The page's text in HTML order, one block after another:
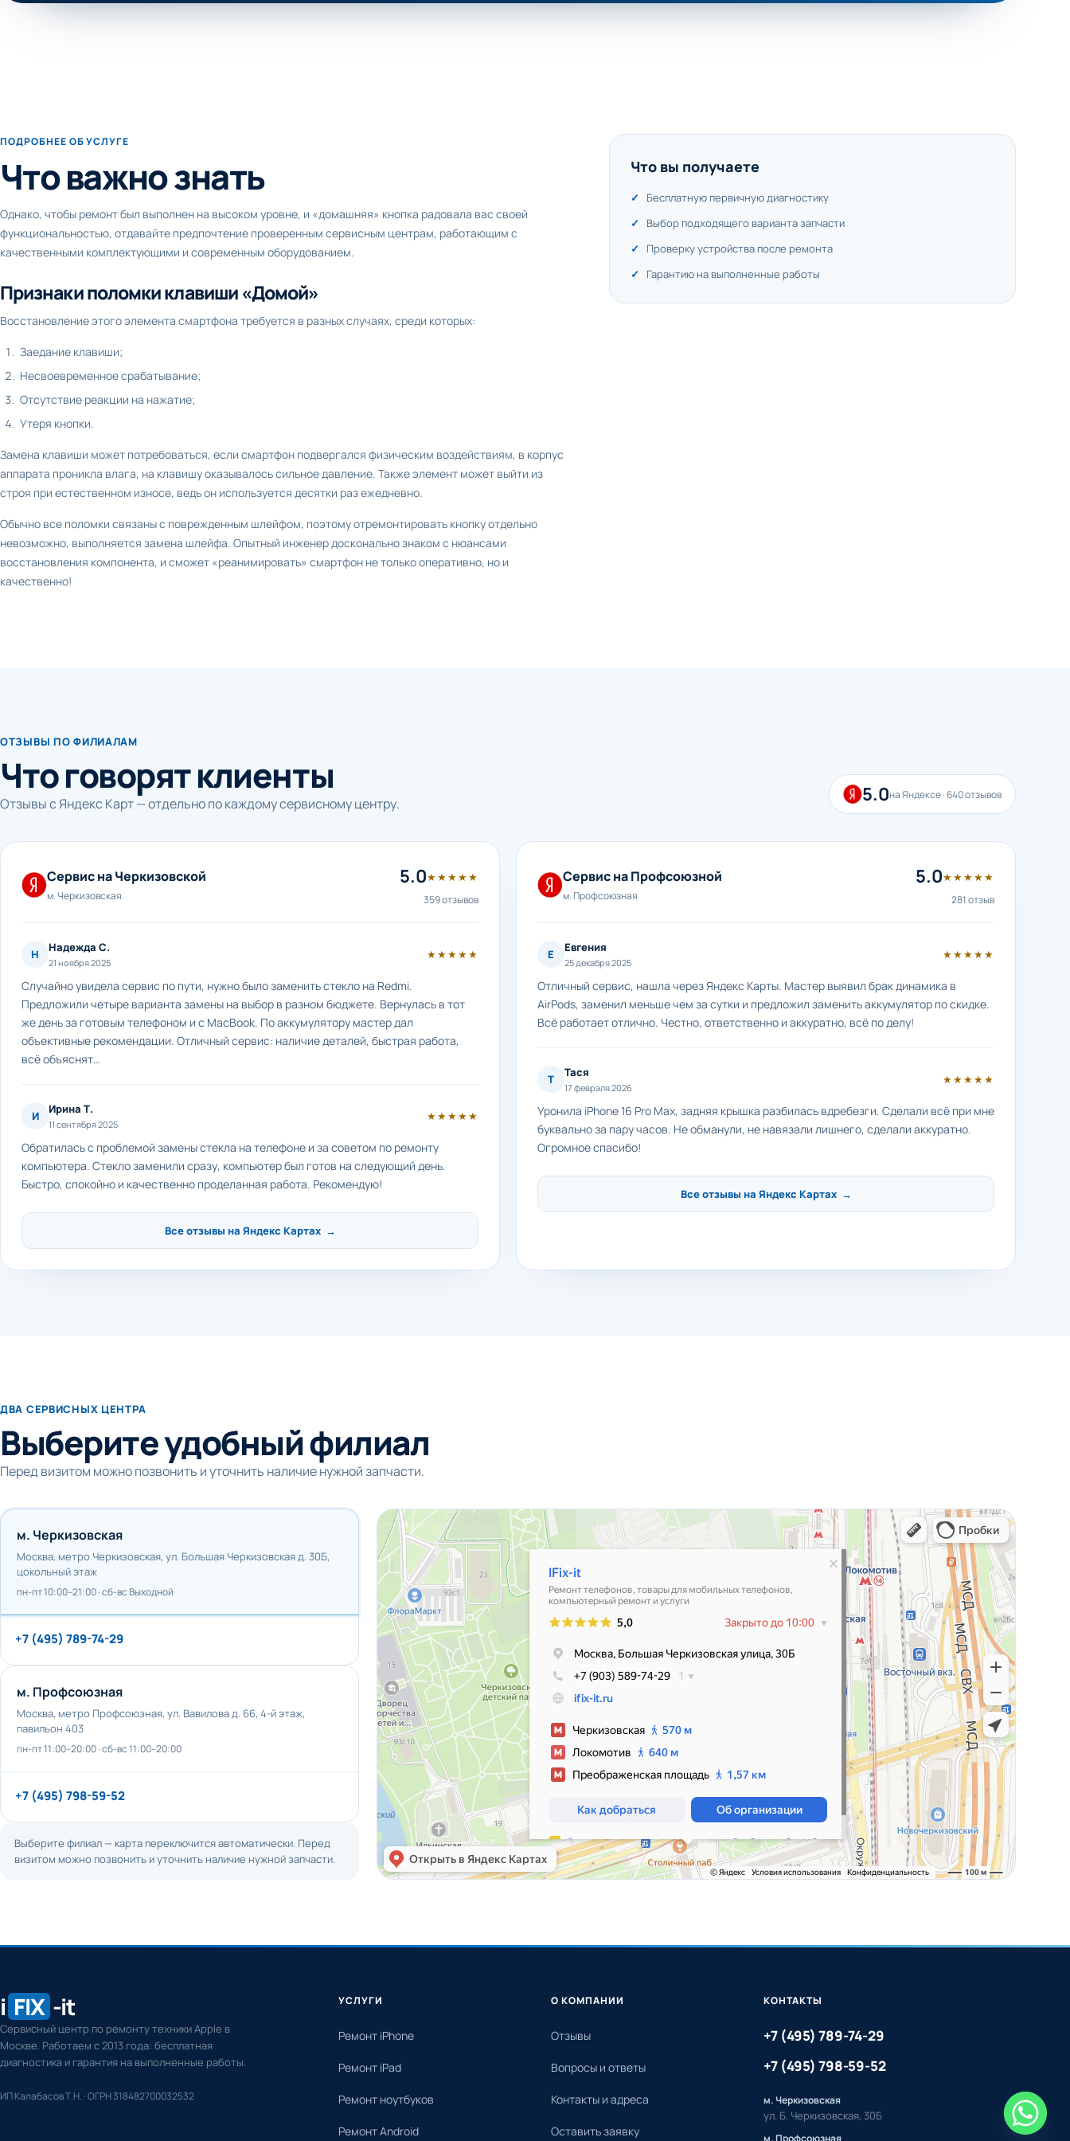
ПОДРОБНЕЕ ОБ УСЛУГЕ
Что важно знать
Однако, чтобы ремонт был выполнен на высоком уровне, и «домашняя» кнопка радовала вас своей
функциональностью, отдавайте предпочтение проверенным сервисным центрам, работающим с
качественными комплектующими и современным оборудованием.
Признаки поломки клавиши «Домой»
Восстановление этого элемента смартфона требуется в разных случаях, среди которых:
Заедание клавиши;
Несвоевременное срабатывание;
Отсутствие реакции на нажатие;
Утеря кнопки.
Замена клавиши может потребоваться, если смартфон подвергался физическим воздействиям, в корпус
аппарата проникла влага, на клавишу оказывалось сильное давление. Также элемент может выйти из
строя при естественном износе, ведь он используется десятки раз ежедневно.
Обычно все поломки связаны с поврежденным шлейфом, поэтому отремонтировать кнопку отдельно
невозможно, выполняется замена шлейфа. Опытный инженер досконально знаком с нюансами
восстановления компонента, и сможет «реанимировать» смартфон не только оперативно, но и
качественно!
Что вы получаете
Бесплатную первичную диагностику
Выбор подходящего варианта запчасти
Проверку устройства после ремонта
Гарантию на выполненные работы
ОТЗЫВЫ ПО ФИЛИАЛАМ
Что говорят клиенты
Отзывы с Яндекс Карт — отдельно по каждому сервисному центру. 5.0на Яндексе · 640 отзывов
Сервис на Черкизовской
м. Черкизовская
5.0★★★★★
359 отзывов
Н Надежда С.
21 ноября 2025
★★★★★
Случайно увидела сервис по пути, нужно было заменить стекло на Redmi.
Предложили четыре варианта замены на выбор в разном бюджете. Вернулась в тот
же день за готовым телефоном и с MacBook. По аккумулятору мастер дал
объективные рекомендации. Отличный сервис: наличие деталей, быстрая работа,
всё объяснят…
И Ирина Т.
11 сентября 2025
★★★★★
Обратилась с проблемой замены стекла на телефоне и за советом по ремонту
компьютера. Стекло заменили сразу, компьютер был готов на следующий день.
Быстро, спокойно и качественно проделанная работа. Рекомендую!
Все отзывы на Яндекс Картах →
Сервис на Профсоюзной
м. Профсоюзная
5.0★★★★★
281 отзыв
Е Евгения
25 декабря 2025
★★★★★
Отличный сервис, нашла через Яндекс Карты. Мастер выявил брак динамика в
AirPods, заменил меньше чем за сутки и предложил заменить аккумулятор по скидке.
Всё работает отлично. Честно, ответственно и аккуратно, всё по делу!
Т Тася
17 февраля 2026
★★★★★
Уронила iPhone 16 Pro Max, задняя крышка разбилась вдребезги. Сделали всё при мне
буквально за пару часов. Не обманули, не навязали лишнего, сделали аккуратно.
Огромное спасибо!
Все отзывы на Яндекс Картах →
ДВА СЕРВИСНЫХ ЦЕНТРА
Выберите удобный филиал
Перед визитом можно позвонить и уточнить наличие нужной запчасти.
м. Черкизовская
Москва, метро Черкизовская, ул. Большая Черкизовская д. 30Б,
цокольный этаж
пн-пт 10:00–21:00 · сб-вс Выходной
+7 (495) 789-74-29
м. Профсоюзная
Москва, метро Профсоюзная, ул. Вавилова д. 66, 4-й этаж,
павильон 403
пн-пт 11:00–20:00 · сб-вс 11:00–20:00
+7 (495) 798-59-52
Выберите филиал — карта переключится автоматически. Перед
визитом можно позвонить и уточнить наличие нужной запчасти.
i FIX -it
Сервисный центр по ремонту техники Apple в
Москве. Работаем с 2013 года: бесплатная
диагностика и гарантия на выполненные работы.
ИП Калабасов Т.Н. · ОГРН 318482700032532
УСЛУГИ
Ремонт iPhone
Ремонт iPad
Ремонт ноутбуков
Ремонт Android
О КОМПАНИИ
Отзывы
Вопросы и ответы
Контакты и адреса
Оставить заявку
КОНТАКТЫ
+7 (495) 789-74-29
+7 (495) 798-59-52
м. Черкизовская
ул. Б. Черкизовская, 30Б
м. Профсоюзная